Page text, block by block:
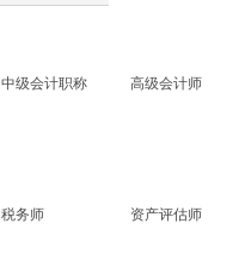
中级会计职称 高级会计师
税务师 资产评估师